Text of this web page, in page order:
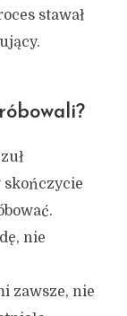
stawał
skończycie
nie
zawsze, nie